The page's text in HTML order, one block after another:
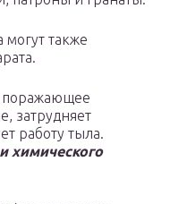
также
поражающее
затрудняет
работу тыла.
химического